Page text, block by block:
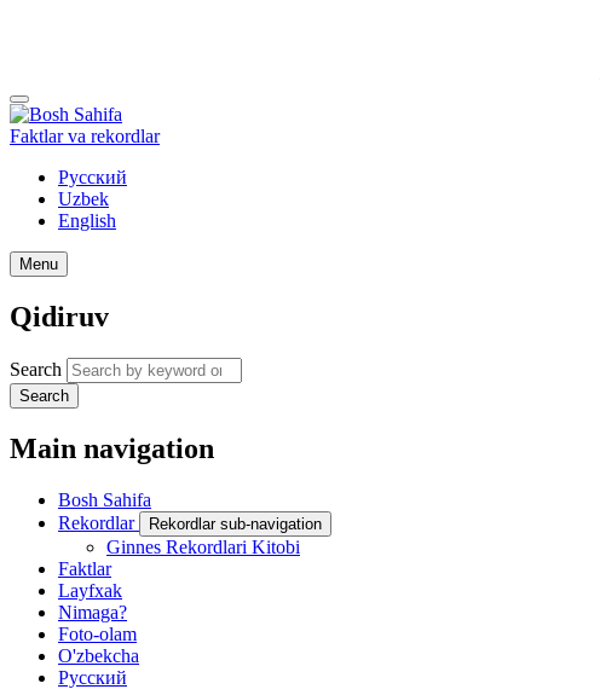
Faktlar va rekordlar
Русский
Uzbek
English
Menu
Qidiruv
Search
Search
Main navigation
Bosh Sahifa
Rekordlar
Rekordlar sub-navigation
Ginnes Rekordlari Kitobi
Faktlar
Layfxak
Nimaga?
Foto-olam
O'zbekcha
Русский